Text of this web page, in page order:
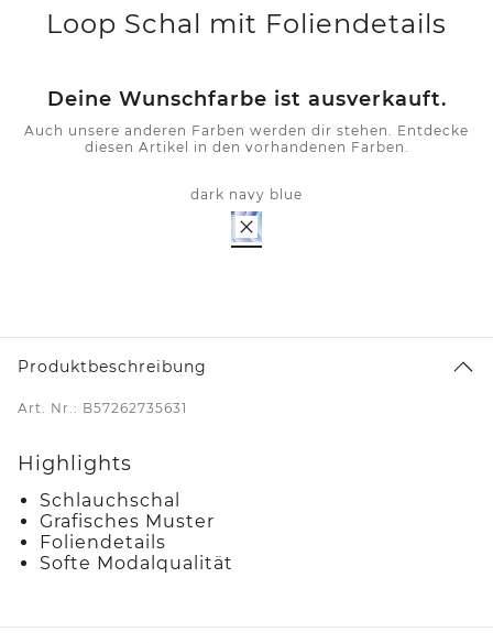
Loop Schal mit Foliendetails
Deine Wunschfarbe ist ausverkauft.
Auch unsere anderen Farben werden dir stehen. Entdecke
diesen Artikel in den vorhandenen Farben.
dark navy blue
Produktbeschreibung
Art. Nr.: B57262735631
Highlights
Schlauchschal
Grafisches Muster
Foliendetails
Softe Modalqualität